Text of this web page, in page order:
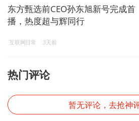
东方甄选前CEO孙东旭新号完成首
播，热度超与辉同行
互联网日常 3天前
热门评论
暂无评论，去抢神